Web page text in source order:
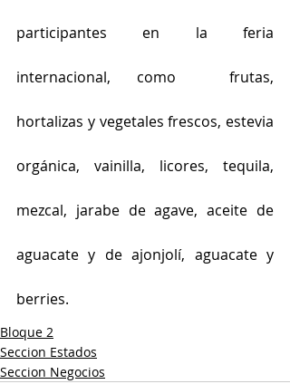
participantes en la feria
internacional, como  frutas,
hortalizas y vegetales frescos, estevia
orgánica, vainilla, licores, tequila,
mezcal, jarabe de agave, aceite de
aguacate y de ajonjolí, aguacate y
berries.
Bloque 2
Seccion Estados
Seccion Negocios